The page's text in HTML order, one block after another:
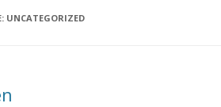
UNCATEGORIZED